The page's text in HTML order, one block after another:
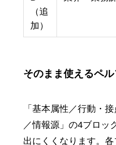
（追
加）
そのまま使えるペ
「基本属性／行動・
／情報源」の4ブロッ
出にくくなります。